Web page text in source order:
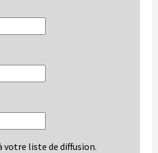
votre liste de diffusion.